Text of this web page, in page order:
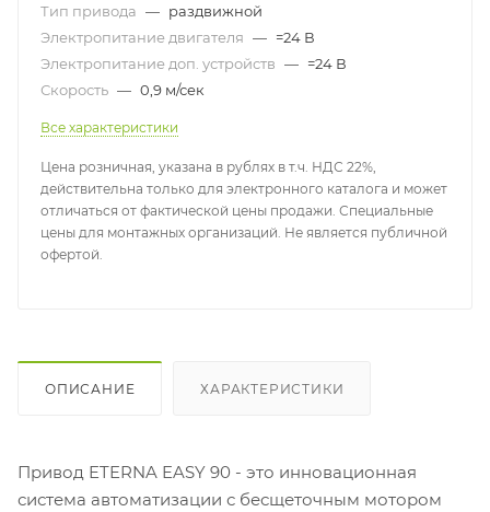
Тип привода — раздвижной
Электропитание двигателя — =24 В
Электропитание доп. устройств — =24 В
Скорость — 0,9 м/сек
Все характеристики
Цена розничная, указана в рублях в т.ч. НДС 22%,
действительна только для электронного каталога и может
отличаться от фактической цены продажи. Специальные
цены для монтажных организаций. Не является публичной
офертой.
ОПИСАНИЕ ХАРАКТЕРИСТИКИ
Привод ETERNA EASY 90 - это инновационная
система автоматизации с бесщеточным мотором